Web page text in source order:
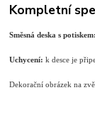
Kompletní
Směsná deska s potiskem:
Uchycení: k desce je
Dekorační obrázek na